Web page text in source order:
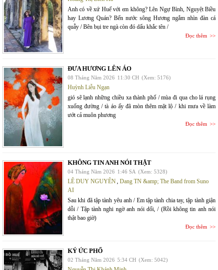
Anh có về xứ Huế với em không? Lên Ngự Bình, Nguyệt Biều
hay Lương Quán? Bến nước sông Hương ngắm nhìn đàn cá
quẫy / Bên bụi tre ngà còn đó dấu khắc tên /
Đọc thêm
ĐƯA HƯƠNG LÊN ÁO
08 Tháng Năm 2026 11:30 CH (Xem: 5176)
Huỳnh Liễu Ngạn
gió sẽ lạnh những chiều xa thành phố / mùa đi qua cho lá rụng
xuống đường / tà áo ấy đã mòn thêm mặt lộ / khi mưa về làm
ướt cả muôn phương
Đọc thêm
KHÔNG TIN ANH NÓI THẬT
04 Tháng Năm 2026 1:46 SA (Xem: 5328)
LÊ DUY NGUYÊN, Dang TN &amp; The Band from Suno
AI
Sau khi đã tập tành yêu anh / Em tập tành chia tay, tập tành giận
dỗi / Tập tành nghi ngờ anh nói dối, / (Rồi không tin anh nói
thật bao giờ)
Đọc thêm
KÝ ỨC PHỐ
02 Tháng Năm 2026 5:34 CH (Xem: 5042)